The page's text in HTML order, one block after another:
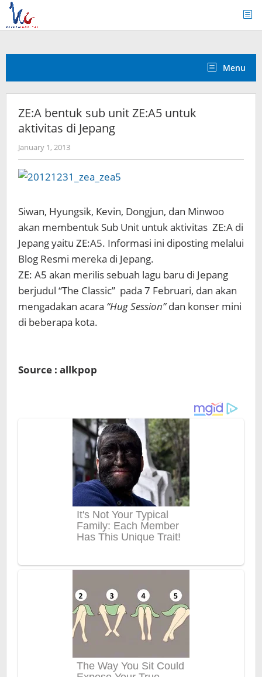
Skip
content
Menu
ZE:A bentuk sub unit ZE:A5 untuk
aktivitas di Jepang
January 1, 2013by
Koreanindo
Siwan, Hyungsik, Kevin, Dongjun, dan Minwoo
akan membentuk Sub Unit untuk aktivitas ZE:A di
Jepang yaitu ZE:A5. Informasi ini diposting melalui
Blog Resmi mereka di Jepang.
ZE: A5 akan merilis sebuah lagu baru di Jepang
berjudul “The Classic” pada 7 Februari, dan akan
mengadakan acara “Hug Session”dan konser mini
di beberapa kota.
Source : allkpop